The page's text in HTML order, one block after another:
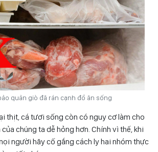
quản giò đã rán cạnh đồ ăn sống
thịt, cá tươi sống còn có nguy cơ làm cho
chúng ta dễ hỏng hơn. Chính vì thế, khi
người hãy cố gắng cách ly hai nhóm thực